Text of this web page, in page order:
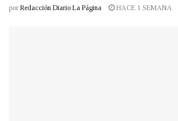
por Redacción Diario La Página HACE 1 SEMANA